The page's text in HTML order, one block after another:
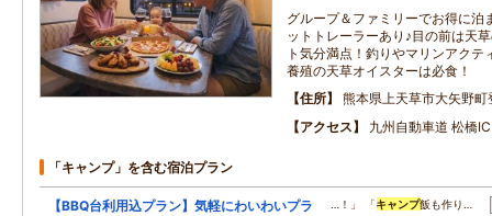
グループ＆ファミリーでお得に泊
ットトレーラーあり♪目の前は天
ト気分満点！釣りやマリンアク
養殖の天草オイスターは必食！
住所
熊本県上天草市大矢野
アクセス
九州自動車道 松橋
「キャンプ」を含む宿泊プラン
【BBQ台利用込プラン】気軽にわいわいプラ
…！」 「キャンプ飯も作り…